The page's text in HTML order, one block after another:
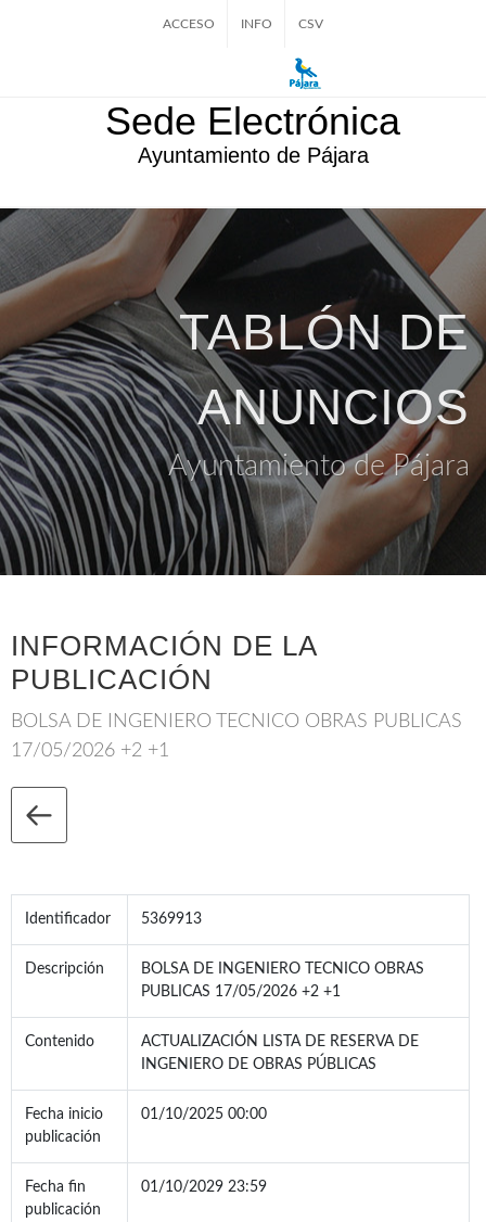
ACCESO INFO CSV
Sede Electrónica
Ayuntamiento de Pájara
TABLÓN DE
ANUNCIOS
Ayuntamiento de Pájara
INFORMACIÓN DE LA
PUBLICACIÓN
BOLSA DE INGENIERO TECNICO OBRAS PUBLICAS
17/05/2026 +2 +1
Identificador 5369913
Descripción
BOLSA DE INGENIERO TECNICO OBRAS
PUBLICAS 17/05/2026 +2 +1
Contenido
ACTUALIZACIÓN LISTA DE RESERVA DE
INGENIERO DE OBRAS PÚBLICAS
Fecha inicio
publicación
01/10/2025 00:00
Fecha fin
publicación
01/10/2029 23:59